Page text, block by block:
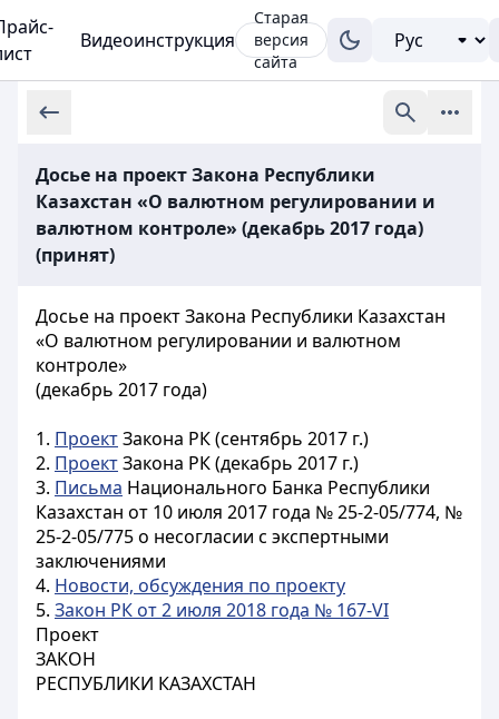
Видеоинструкция
Старая
версия
сайта
Досье на проект Закона Республики
Казахстан «О валютном регулировании и
валютном контроле» (декабрь 2017 года)
(принят)
Досье на проект Закона Республики Казахстан
«О валютном регулировании и валютном
контроле»
(декабрь 2017 года)
1. ПроектЗакона РК (сентябрь 2017 г.)
2. ПроектЗакона РК (декабрь 2017 г.)
3. Письма Национального Банка Республики
Казахстан от 10 июля 2017 года № 25-2-05/774, №
25-2-05/775 о несогласии с экспертными
заключениями
4. Новости, обсуждения по проекту
5. Закон РК от 2 июля 2018 года № 167-VI
Проект
ЗАКОН
РЕСПУБЛИКИ КАЗАХСТАН